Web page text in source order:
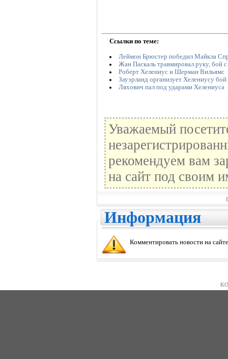
Ссылки по теме:
Леймон Брюстер победил Майкла
Жан Паскаль травмировал руку, бой
Роберт Хелениус и Шерман Вильямс
Зауэрланд организует Хелениусу
Ляхович пал под ударами Хелениуса
Уважаемый
рекомендуем вам
на сайт под своим
Информация
Комментировать новости на